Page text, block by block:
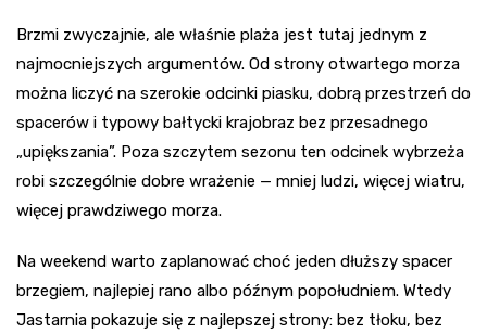
Brzmi zwyczajnie, ale właśnie plaża jest tutaj jednym z
najmocniejszych argumentów. Od strony otwartego morza
można liczyć na szerokie odcinki piasku, dobrą przestrzeń do
spacerów i typowy bałtycki krajobraz bez przesadnego
„upiększania”. Poza szczytem sezonu ten odcinek wybrzeża
robi szczególnie dobre wrażenie — mniej ludzi, więcej wiatru,
więcej prawdziwego morza.
Na weekend warto zaplanować choć jeden dłuższy spacer
brzegiem, najlepiej rano albo późnym popołudniem. Wtedy
Jastarnia pokazuje się z najlepszej strony: bez tłoku, bez